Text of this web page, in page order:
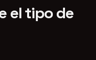
el tipo de